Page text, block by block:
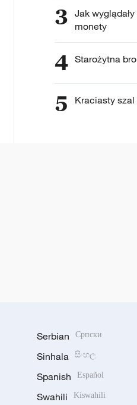
3 Jak
monety
4 Starożytna
5 Kraciasty
Serbian Српски
Sinhala සිංහල
Spanish Español
Swahili Kiswahili